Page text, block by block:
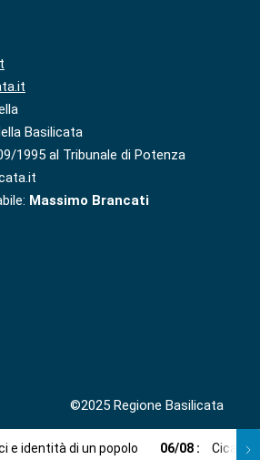
Basilicata
1995 al Tribunale di Potenza
Massimo Brancati
©2025 Regione Basilicata
e identità di un popolo 06/08 : Cicala: